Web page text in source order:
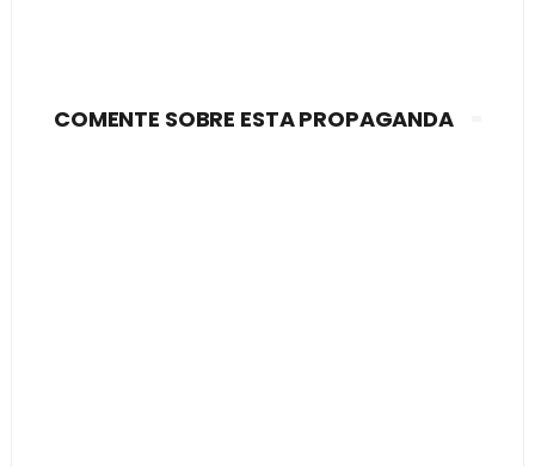
COMENTE SOBRE ESTA PROPAGANDA